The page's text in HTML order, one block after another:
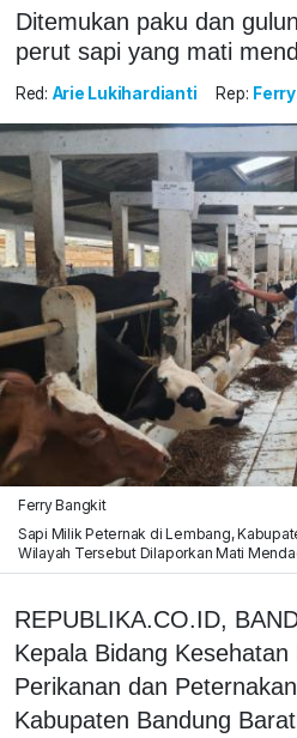
Ditemukan paku dan
perut sapi yang mati
Red: Arie Lukihardianti Rep:
Ferry Bangkit
Sapi Milik Peternak di Lembang,
Wilayah Tersebut Dilaporkan Mati
REPUBLIKA.CO.ID,
Kepala Bidang
Perikanan dan
Kabupaten Bandung